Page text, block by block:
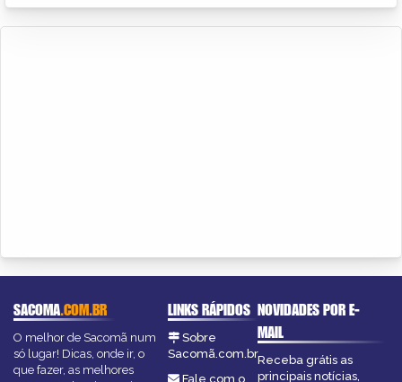
SACOMA.COM.BR
O melhor de Sacomã num
só lugar! Dicas, onde ir, o
que fazer, as melhores
LINKS RÁPIDOS
Sobre
Sacomã.com.br
Fale com o
NOVIDADES POR E-
MAIL
Receba grátis as
principais notícias,